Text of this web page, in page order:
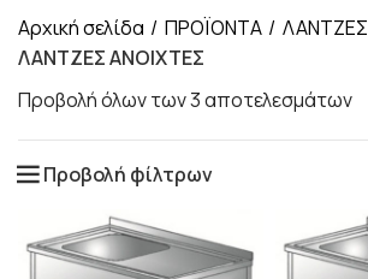
Αρχική σελίδα ΠΡΟΪΟΝΤΑ
ΛΑΝΤΖΕΣ
ΛΑΝΤΖΕΣ ΑΝΟΙΧΤΕΣ
Προβολή όλων των 3 αποτελεσμάτων
Προβολή φίλτρων